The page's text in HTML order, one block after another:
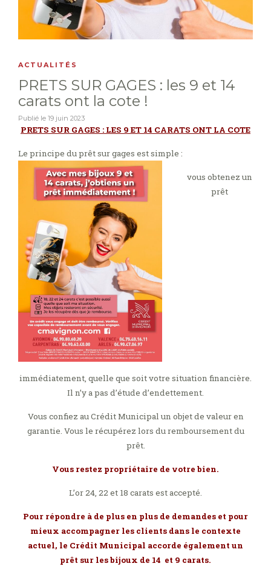
ACTUALITÉS
PRETS SUR GAGES : les 9 et 14
carats ont la cote !
Publié le 19 juin 2023
PRETS SUR GAGES : LES 9 ET 14 CARATS ONT LA COTE
Le principe du prêt sur gages est simple :
vous obtenez un
prêt
immédiatement, quelle que soit votre situation financière.
Il n’y a pas d’étude d’endettement.
Vous confiez au Crédit Municipal un objet de valeur en
garantie. Vous le récupérez lors du remboursement du
prêt.
Vous restez propriétaire de votre bien.
L’or 24, 22 et 18 carats est accepté.
Pour répondre à de plus en plus de demandes et pour
mieux accompagner les clients dans le contexte
actuel, le Crédit Municipal accorde également un
prêt sur les bijoux de 14 et 9 carats.